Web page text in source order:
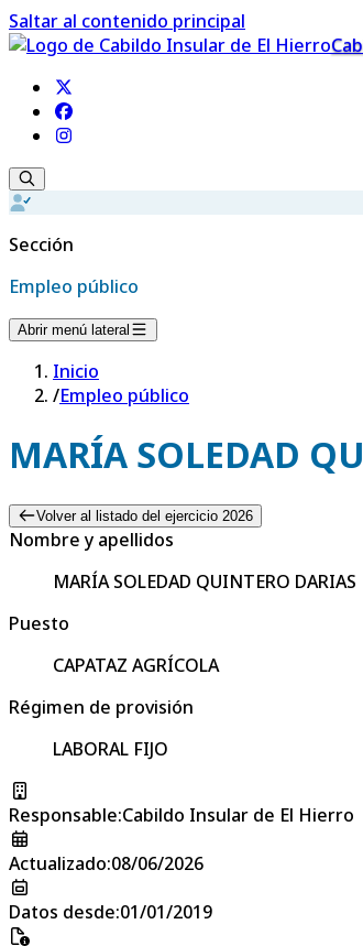
Saltar al contenido principal
Sección
Empleo público
Abrir menú lateral
Inicio
/Empleo público
MARÍA SOLEDAD
Volver al listado del ejercicio 2026
Nombre y apellidos
MARÍA SOLEDAD QUINTERO DARIAS
Puesto
CAPATAZ AGRÍCOLA
Régimen de provisión
LABORAL FIJO
Responsable:Cabildo Insular de El Hierro
Actualizado:08/06/2026
Datos desde:01/01/2019